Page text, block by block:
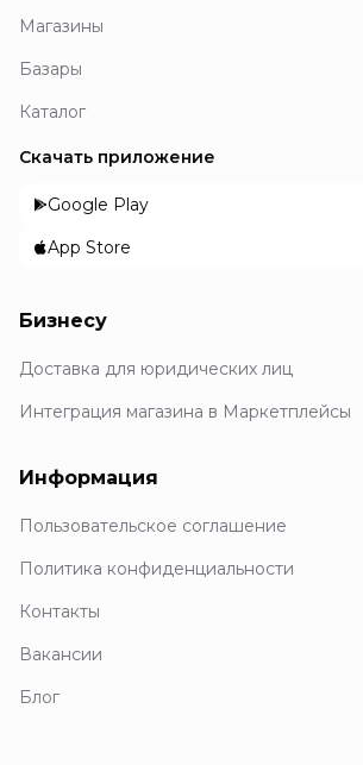
Магазины
Базары
Каталог
Скачать приложение
Google Play
App Store
Бизнесу
Доставка для юридических лиц
Интеграция магазина в Маркетплейсы
Информация
Пользовательское соглашение
Политика конфиденциальности
Контакты
Вакансии
Блог